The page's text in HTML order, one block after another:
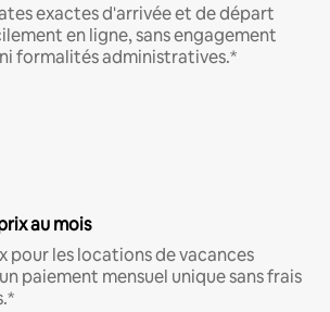
exactes d'arrivée et de départ
en ligne, sans engagement
formalités administratives.*
au mois
pour les locations de vacances
paiement mensuel unique sans frais